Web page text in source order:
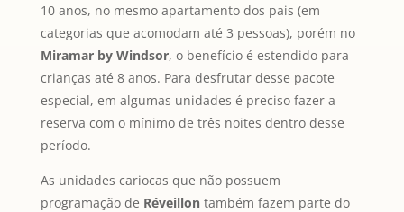
10 anos, no mesmo apartamento dos pais (em
categorias que acomodam até 3 pessoas), porém no
Miramar by Windsor, o benefício é estendido para
crianças até 8 anos. Para desfrutar desse pacote
especial, em algumas unidades é preciso fazer a
reserva com o mínimo de três noites dentro desse
período.
As unidades cariocas que não possuem
programação de Réveillon também fazem parte do